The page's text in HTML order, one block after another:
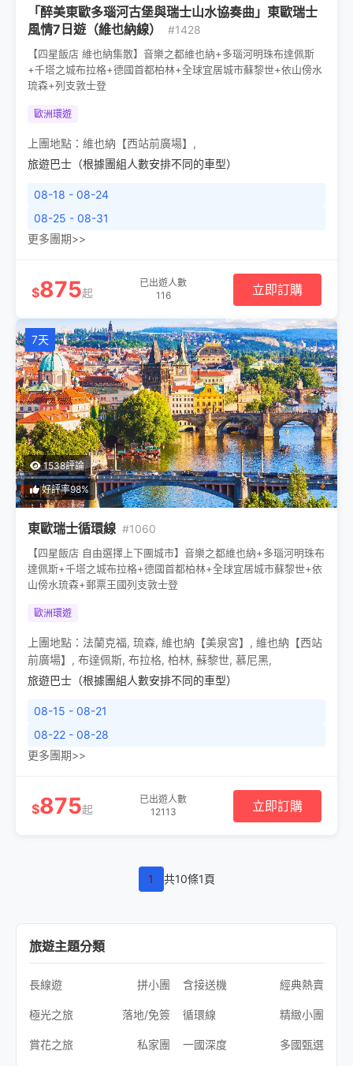
「醉美東歐多瑙河古堡與瑞士山水協奏曲」東歐瑞士
風情7日遊（維也納線）
#1428
【四星飯店 維也納集散】音樂之都維也納+多瑙河明珠布達佩斯
+千塔之城布拉格+德國首都柏林+全球宜居城市蘇黎世+依山傍水
琉森+列支敦士登
歐洲環遊
上團地點： 維也納【西站前廣場】 ,
旅遊巴士（根據團組人數安排不同的車型）
08-18 - 08-24
08-25 - 08-31
更多團期>>
$875起
已出遊人數
116
立即訂購
7天
1538評論
好評率98%
東歐瑞士循環線 #1060
【四星飯店 自由選擇上下團城市】音樂之都維也納+多瑙河明珠布
達佩斯+千塔之城布拉格+德國首都柏林+全球宜居城市蘇黎世+依
山傍水琉森+郵票王國列支敦士登
歐洲環遊
上團地點： 法蘭克福, 琉森, 維也納【美泉宮】 , 維也納【西站
前廣場】 , 布達佩斯, 布拉格, 柏林, 蘇黎世, 慕尼黑,
旅遊巴士（根據團組人數安排不同的車型）
08-15 - 08-21
08-22 - 08-28
更多團期>>
$875起
已出遊人數
12113
立即訂購
1 共10條1頁
旅遊主題分類
長線遊 拼小團 含接送機 經典熱賣
極光之旅 落地/免簽 循環線 精緻小團
賞花之旅 私家團 一國深度 多國甄選